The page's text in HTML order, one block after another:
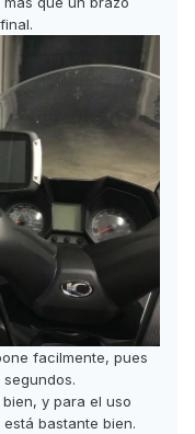
facilmente, pues
y para el uso
bastante bien.